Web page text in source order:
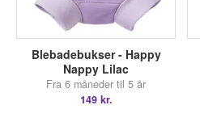
Blebadebukser - Happy
Nappy Lilac
Fra 6 måneder til 5 år
149 kr.